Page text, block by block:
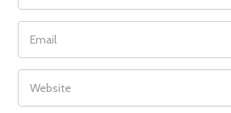
EMAIL
WEBSITE